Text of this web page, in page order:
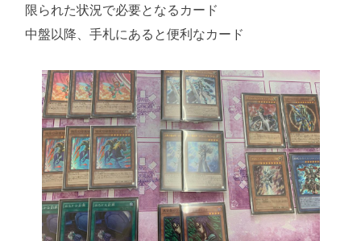
限られた状況で必要となるカード
中盤以降、手札にあると便利なカード